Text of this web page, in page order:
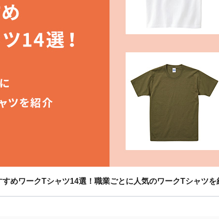
すめワークTシャツ14選！職業ごとに人気のワークTシャツを